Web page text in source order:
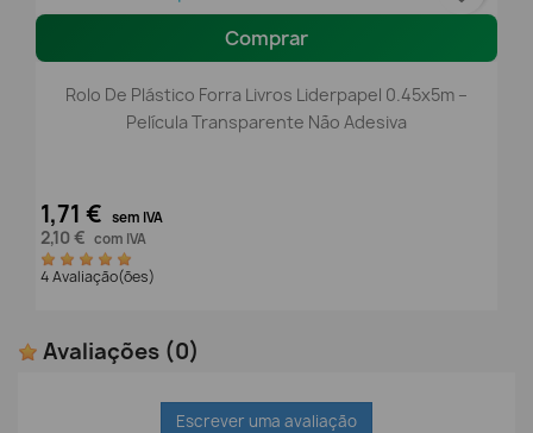
Comprar
Rolo De Plástico Forra Livros Liderpapel 0.45x5m –
Película Transparente Não Adesiva
1,71 € sem IVA
2,10 € com IVA
4 Avaliação(ões)
Avaliações (0)
Escrever uma avaliação